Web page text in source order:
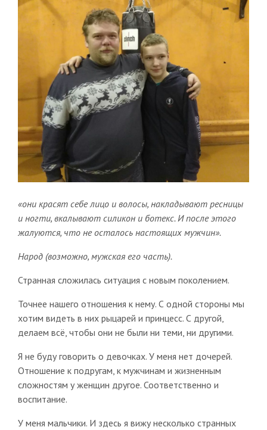
«они красят себе лицо и волосы, накладывают ресницы
и ногти, вкалывают силикон и ботекс. И после этого
жалуются, что не осталось настоящих мужчин».
Народ (возможно, мужская его часть).
Странная сложилась ситуация с новым поколением.
Точнее нашего отношения к нему. С одной стороны мы
хотим видеть в них рыцарей и принцесс. С другой,
делаем всё, чтобы они не были ни теми, ни другими.
Я не буду говорить о девочках. У меня нет дочерей.
Отношение к подругам, к мужчинам и жизненным
сложностям у женщин другое. Соответственно и
воспитание.
У меня мальчики. И здесь я вижу несколько странных